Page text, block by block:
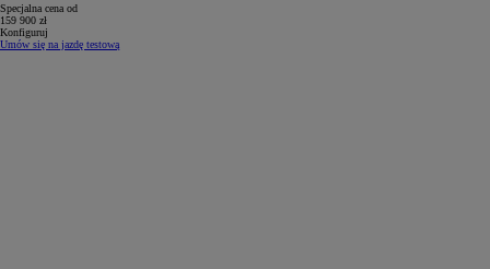
Specjalna cena od
159 900 zł
Konfiguruj
Umów się na jazdę testową